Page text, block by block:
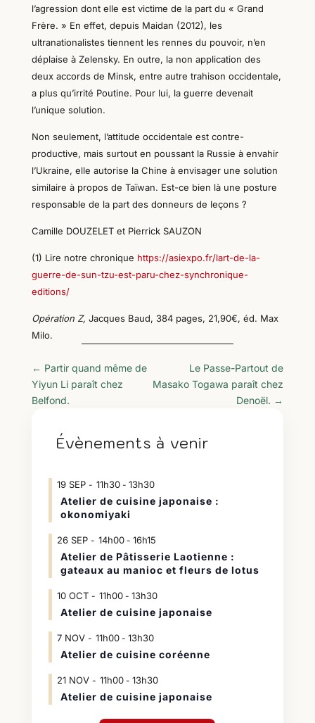
l’agression dont elle est victime de la part du « Grand
Frère. » En effet, depuis Maidan (2012), les
ultranationalistes tiennent les rennes du pouvoir, n’en
déplaise à Zelensky. En outre, la non application des
deux accords de Minsk, entre autre trahison occidentale,
a plus qu’irrité Poutine. Pour lui, la guerre devenait
l’unique solution.
Non seulement, l’attitude occidentale est contre-
productive, mais surtout en poussant la Russie à envahir
l’Ukraine, elle autorise la Chine à envisager une solution
similaire à propos de Taïwan. Est-ce bien là une posture
responsable de la part des donneurs de leçons ?
Camille DOUZELET et Pierrick SAUZON
(1) Lire notre chronique https://asiexpo.fr/lart-de-la-
guerre-de-sun-tzu-est-paru-chez-synchronique-
editions/
Opération Z, Jacques Baud, 384 pages, 21,90€, éd. Max
Milo.
← Partir quand même de
Yiyun Li paraît chez
Belfond.
Le Passe-Partout de
Masako Togawa paraît chez
Denoël. →
Évènements à venir
19 SEP 11h30- 13h30
Atelier de cuisine japonaise :
okonomiyaki
26 SEP 14h00- 16h15
Atelier de Pâtisserie Laotienne :
gateaux au manioc et fleurs de lotus
10 OCT 11h00- 13h30
Atelier de cuisine japonaise
7 NOV 11h00- 13h30
Atelier de cuisine coréenne
21 NOV 11h00- 13h30
Atelier de cuisine japonaise